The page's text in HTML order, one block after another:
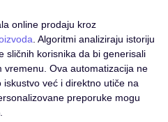
online prodaju kroz
. Algoritmi analiziraju istoriju
sličnih korisnika da bi generisali
vremenu. Ova automatizacija ne
već i direktno utiče na
preporuke mogu